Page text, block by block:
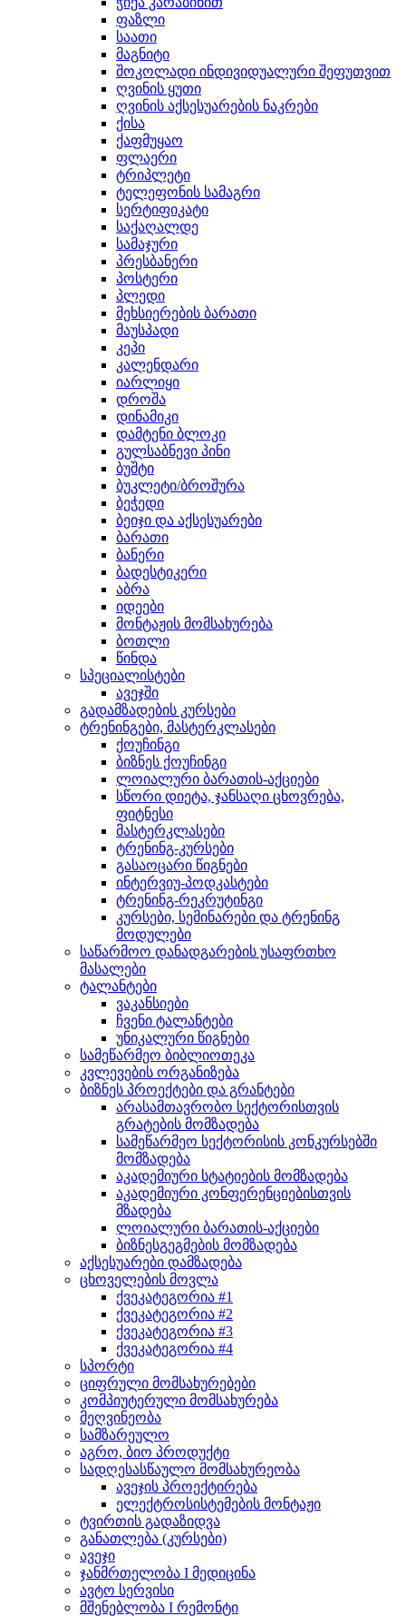
ფაზლი
საათი
მაგნიტი
შოკოლადი ინდივიდუალური შეფუთვით
ღვინის ყუთი
ღვინის აქსესუარების ნაკრები
ქისა
ქაფმუყაო
ფლაერი
ტრიპლეტი
ტელეფონის სამაგრი
სერტიფიკატი
საქაღალდე
სამაჯური
პრესბანერი
პოსტერი
პლედი
მეხსიერების ბარათი
მაუსპადი
კეპი
კალენდარი
იარლიყი
დროშა
დინამიკი
დამტენი ბლოკი
გულსაბნევი პინი
ბუშტი
ბუკლეტი/ბროშურა
ბეჭედი
ბეიჯი და აქსესუარები
ბარათი
ბანერი
ბადესტიკერი
აბრა
იდეები
მონტაჟის მომსახურება
ბოთლი
წინდა
სპეციალისტები
ავეჯში
გადამზადების კურსები
ტრენინგები, მასტერკლასები
ქოუჩინგი
ბიზნეს ქოუჩინგი
ლოიალური ბარათის-აქციები
სწორი დიეტა, ჯანსაღი ცხოვრება,
ფიტნესი
მასტერკლასები
ტრენინგ-კურსები
გასაოცარი წიგნები
ინტერვიუ-პოდკასტები
ტრენინგ-რეკრუტინგი
კურსები, სემინარები და ტრენინგ
მოდულები
საწარმოო დანადგარების უსაფრთხო
მასალები
ტალანტები
ვაკანსიები
ჩვენი ტალანტები
უნიკალური წიგნები
სამეწარმეო ბიბლიოთეკა
კვლევების ორგანიზება
ბიზნეს პროექტები და გრანტები
არასამთავრობო სექტორისთვის
გრატების მომზადება
სამეწარმეო სექტორისის კონკურსებში
მომზადება
აკადემიური სტატიების მომზადება
აკადემიური კონფერენციებისთვის
მზადება
ლოიალური ბარათის-აქციები
ბიზნესგეგმების მომზადება
აქსესუარები დამზადება
ცხოველების მოვლა
ქვეკატეგორია #1
ქვეკატეგორია #2
ქვეკატეგორია #3
ქვეკატეგორია #4
სპორტი
ციფრული მომსახურებები
კომპიუტერული მომსახურება
მეღვინეობა
სამზარეულო
აგრო, ბიო პროდუქტი
სადღესასწაულო მომსახურეობა
ავეჯის პროექტირება
ელექტროსისტემების მონტაჟი
ტვირთის გადაზიდვა
განათლება (კურსები)
ავეჯი
ჯანმრთელობა I მედიცინა
ავტო სერვისი
მშენებლობა I რემონტი